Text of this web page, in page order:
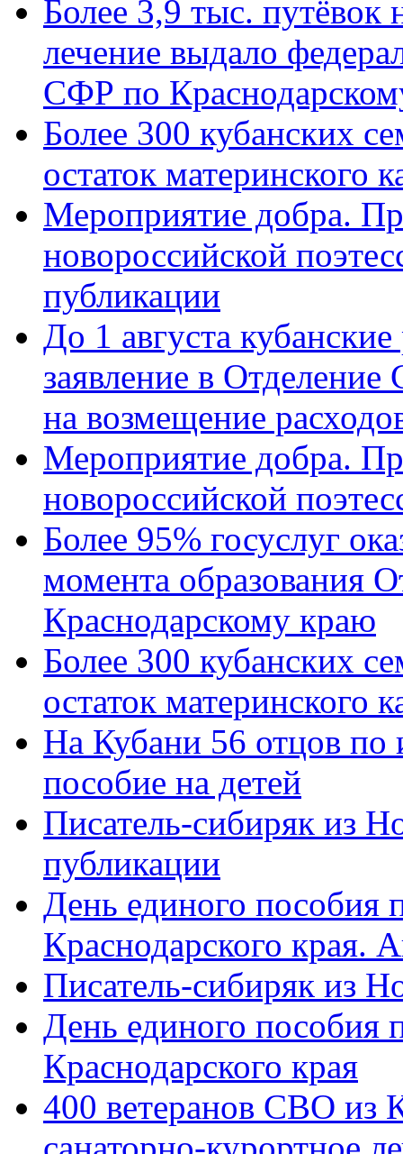
Более 3,9 тыс. путёвок
лечение выдало
СФР по
Более 300 кубанских
остаток материнского
Мероприятие добра.
новороссийской
публикации
До 1 августа
заявление в
на возмещение
Мероприятие добра.
новороссийской
Более 95% госуслуг
момента образования
Краснодарскому краю
Более 300 кубанских
остаток материнского
На Кубани 56 отцов по
пособие на детей
Писатель-сибиряк из
публикации
День единого пособия
Краснодарского края.
Писатель-сибиряк из
День единого пособия
Краснодарского края
400 ветеранов СВО из